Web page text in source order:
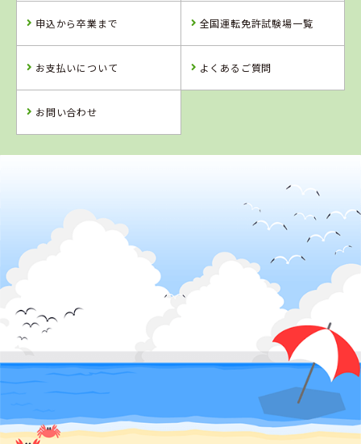
詳 細 予 約
詳 細 予 約
校
詳 細
詳 細
申込から卒業まで 全国運転免許試験場一覧
お支払いについて よくあるご質問
お問い合わせ